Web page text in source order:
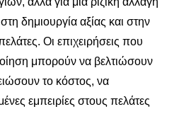
δημιουργία αξίας και στην
Οι επιχειρήσεις που
μπορούν να βελτιώσουν
το κόστος, να
εμπειρίες στους πελάτες